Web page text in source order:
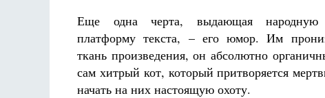
Еще одна черта, выдающая народную
платформу текста, – его юмор. Им
ткань произведения, он абсолютно
сам хитрый кот, который притворяется
начать на них настоящую охоту.